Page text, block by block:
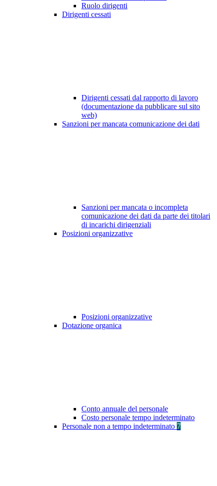
Ruolo dirigenti
Dirigenti cessati
Dirigenti cessati dal rapporto di lavoro
(documentazione da pubblicare sul sito
web)
Sanzioni per mancata comunicazione dei dati
Sanzioni per mancata o incompleta
comunicazione dei dati da parte dei titolari
di incarichi dirigenziali
Posizioni organizzative
Posizioni organizzative
Dotazione organica
Conto annuale del personale
Costo personale tempo indeterminato
Personale non a tempo indeterminato 7